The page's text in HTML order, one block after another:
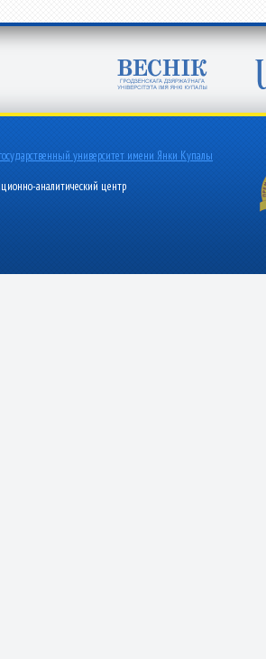
университет имени Янки Купалы
аналитический центр